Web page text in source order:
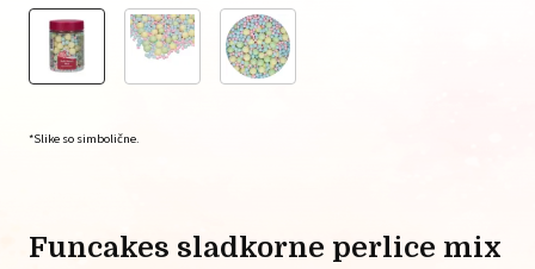
*Slike so simbolične.
funcakes sladkorne perlice mix